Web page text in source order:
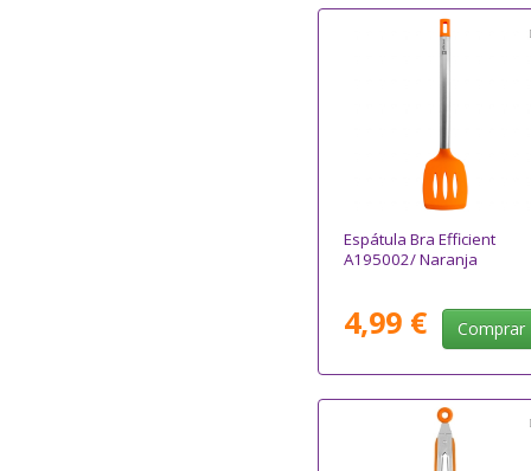
Espátula Bra Efficient
A195002/ Naranja
4,99 € Comprar